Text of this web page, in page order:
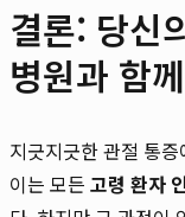
결론: 당신
병원과 함
지긋지긋한 관절 통
이는 모든 고령 환자